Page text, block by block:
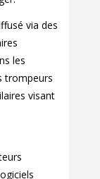
via des
les
trompeurs
visant